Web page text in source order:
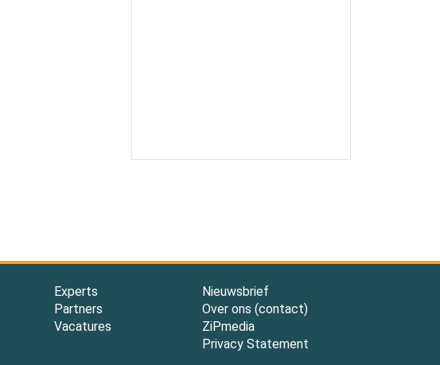
Experts
Partners
Vacatures
Nieuwsbrief
Over ons (contact)
ZiPmedia
Privacy Statement